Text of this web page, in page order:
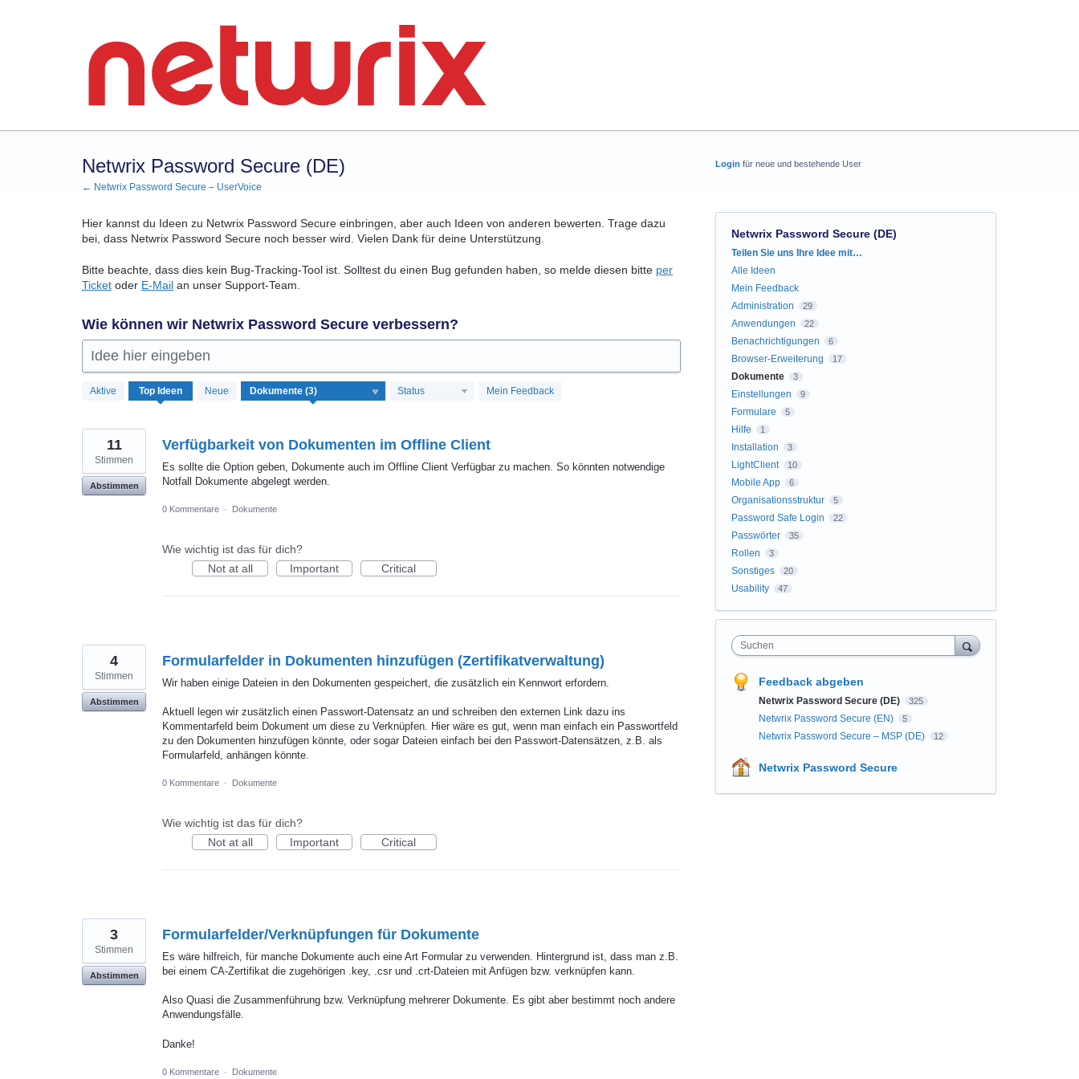
Netwrix Password Secure (DE)
← Netwrix Password Secure – UserVoice
Hier kannst du Ideen zu Netwrix Password Secure einbringen, aber auch Ideen von anderen bewerten. Trage dazu
bei, dass Netwrix Password Secure noch besser wird. Vielen Dank für deine Unterstützung.
Bitte beachte, dass dies kein Bug-Tracking-Tool ist. Solltest du einen Bug gefunden haben, so melde diesen bitte per
Ticket oder E-Mail an unser Support-Team.
Wie können wir Netwrix Password Secure verbessern?
Idee hier eingeben
Aktive Top Ideen Neue Status Mein Feedback
gefundene
Verfügbarkeit von Dokumenten im Offline Client
Es sollte die Option geben, Dokumente auch im Offline Client Verfügbar zu machen. So könnten notwendige
Notfall Dokumente abgelegt werden.
11
Stimmen
Abstimmen
0 Kommentare · Dokumente
Wie wichtig ist das für dich?
Not at all
Important Critical
Formularfelder in Dokumenten hinzufügen (Zertifikatverwaltung)
Wir haben einige Dateien in den Dokumenten gespeichert, die zusätzlich ein Kennwort erfordern.
Aktuell legen wir zusätzlich einen Passwort-Datensatz an und schreiben den externen Link dazu ins
Kommentarfeld beim Dokument um diese zu Verknüpfen. Hier wäre es gut, wenn man einfach ein Passwortfeld
zu den Dokumenten hinzufügen könnte, oder sogar Dateien einfach bei den Passwort-Datensätzen, z.B. als
Formularfeld, anhängen könnte.
4
Stimmen
Abstimmen
0 Kommentare · Dokumente
Wie wichtig ist das für dich?
Not at all
Important Critical
Formularfelder/Verknüpfungen für Dokumente
Es wäre hilfreich, für manche Dokumente auch eine Art Formular zu verwenden. Hintergrund ist, dass man z.B.
bei einem CA-Zertifikat die zugehörigen .key, .csr und .crt-Dateien mit Anfügen bzw. verknüpfen kann.
Also Quasi die Zusammenführung bzw. Verknüpfung mehrerer Dokumente. Es gibt aber bestimmt noch andere
Anwendungsfälle.
Danke!
3
Stimmen
Abstimmen
0 Kommentare · Dokumente
Login für neue und bestehende User
Netwrix Password Secure (DE)
Kategorien
Teilen Sie uns Ihre Idee mit…
Alle Ideen
Mein Feedback
Administration
29
Anwendungen 22
Benachrichtigungen 6
Browser-Erweiterung 17
Dokumente 3
Einstellungen 9
Formulare 5
Hilfe 1
Installation 3
LightClient 10
Mobile App 6
Organisationsstruktur 5
Password Safe Login 22
Passwörter 35
Rollen 3
Sonstiges 20
Usability 47
Suchen
Feedback abgeben
Netwrix Password Secure (DE) 325
Netwrix Password Secure (EN) 5
Netwrix Password Secure – MSP (DE) 12
Netwrix Password Secure